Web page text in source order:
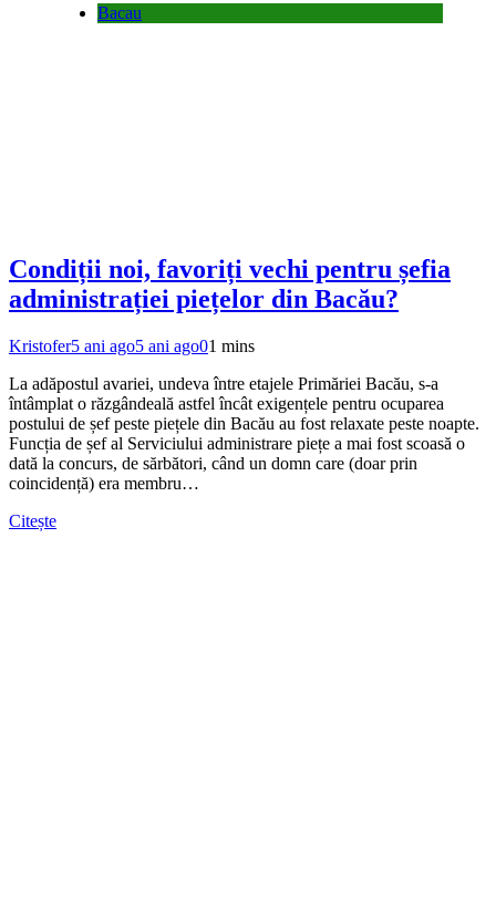
Bacau
Condiții noi, favoriți vechi pentru șefia
administrației piețelor din Bacău?
Kristofer5 ani ago5 ani ago01 mins
La adăpostul avariei, undeva între etajele Primăriei Bacău, s-a
întâmplat o răzgândeală astfel încât exigențele pentru ocuparea
postului de șef peste piețele din Bacău au fost relaxate peste noapte.
Funcția de șef al Serviciului administrare piețe a mai fost scoasă o
dată la concurs, de sărbători, când un domn care (doar prin
coincidență) era membru…
Citește